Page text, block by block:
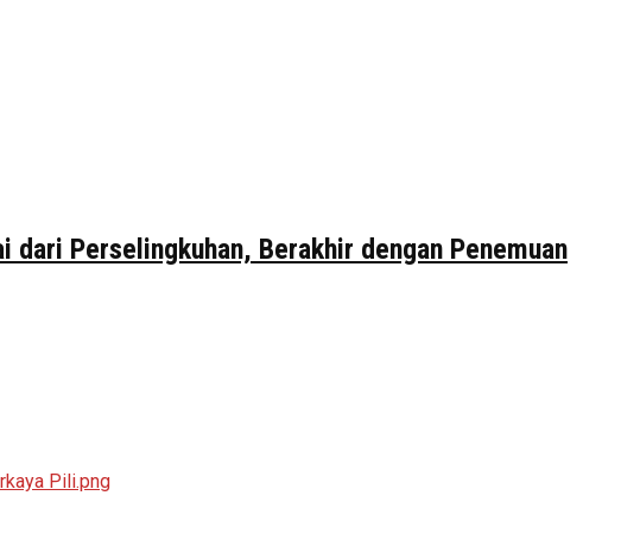
Perselingkuhan, Berakhir dengan Penemuan